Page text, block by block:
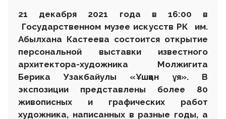
21 декабря 2021 года в 16:00 в
Государственном музее искусств РК
им.
Абылхана Кастеева состоится открытие
персональной выставки известного
архитектора-художника Молжигита
Берика Узакбайулы «Ұшқан ұя». В
экспозиции представлены более 80
живописных и графических работ
художника, написанных в разные годы, а